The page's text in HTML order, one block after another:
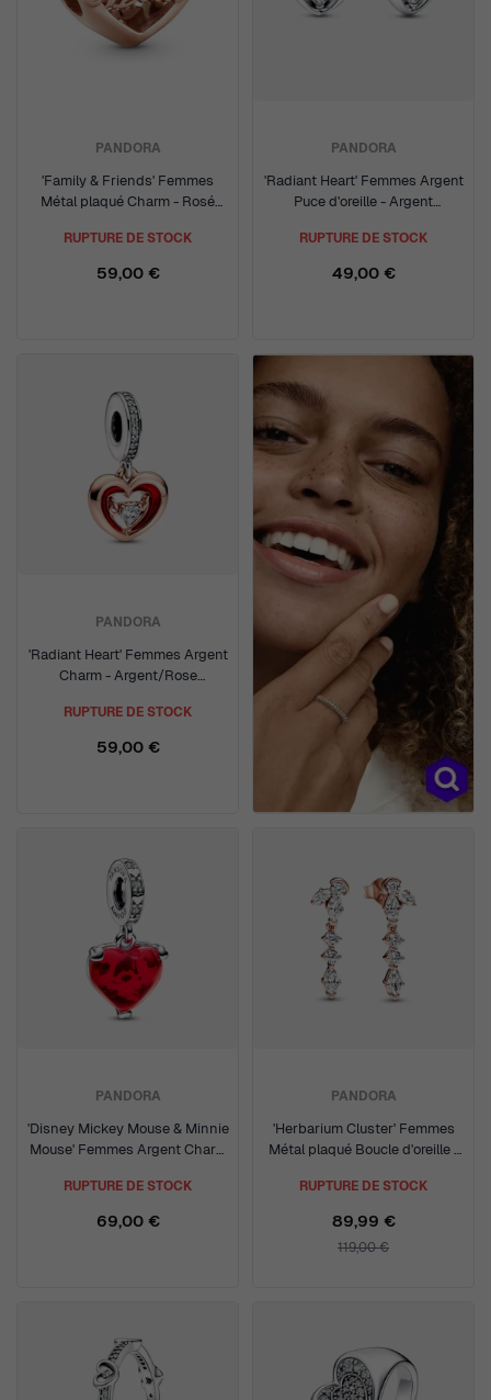
PANDORA
'Family & Friends' Femmes
Métal plaqué Charm - Rosé
RUPTURE DE STOCK
59,00 €
PANDORA
'Radiant Heart' Femmes Argent
Puce d'oreille - Argent
RUPTURE DE STOCK
49,00 €
PANDORA
'Radiant Heart' Femmes Argent
Charm - Argent/Rose
RUPTURE DE STOCK
59,00 €
PANDORA
'Disney Mickey Mouse & Minnie
Mouse' Femmes Argent Charm
RUPTURE DE STOCK
69,00 €
PANDORA
'Herbarium Cluster' Femmes
Métal plaqué Boucle d'oreille -
RUPTURE DE STOCK
89,99 €
119,00 €